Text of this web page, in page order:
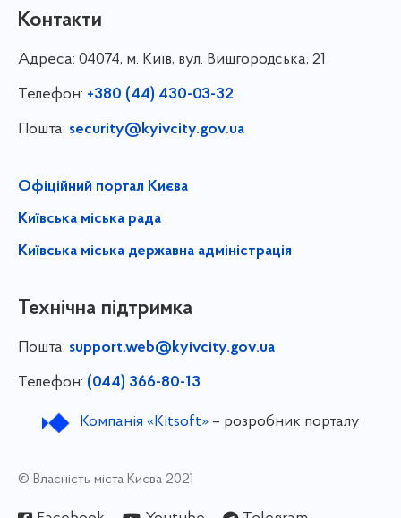
Контакти
Адреса: 04074, м. Київ, вул. Вишгородська, 21
Телефон: +380 (44) 430-03-32
Пошта: security@kyivcity.gov.ua
Офіційний портал Києва
Київська міська рада
Київська міська державна адміністрація
Технічна підтримка
Пошта: support.web@kyivcity.gov.ua
Телефон: (044) 366-80-13
Компанія «Kitsoft»– розробник порталу
© Власність міста Києва 2021